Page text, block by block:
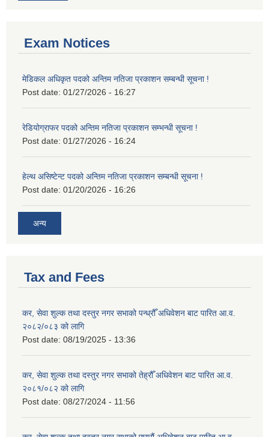
Exam Notices
मेडिकल अधिकृत पदको अन्तिम नतिजा प्रकाशन सम्बन्धी सूचना !
Post date: 01/27/2026 - 16:27
रेडियोग्राफर पदको अन्तिम नतिजा प्रकाशन सम्भन्धी सूचना !
Post date: 01/27/2026 - 16:24
हेल्थ असिष्टेन्ट पदको अन्तिम नतिजा प्रकाशन सम्बन्धी सूचना !
Post date: 01/20/2026 - 16:26
अन्य
Tax and Fees
कर, सेवा शुल्क तथा दस्तुर नगर सभाको पन्ध्रौँ अधिवेशन बाट पारित आ.व.
२०८२/०८३ को लागि
Post date: 08/19/2025 - 13:36
कर, सेवा शुल्क तथा दस्तुर नगर सभाको तेह्रौँ अधिवेशन बाट पारित आ.व.
२०८१/०८२ को लागि
Post date: 08/27/2024 - 11:56